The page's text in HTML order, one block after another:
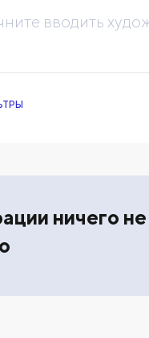
вводить
ничего не